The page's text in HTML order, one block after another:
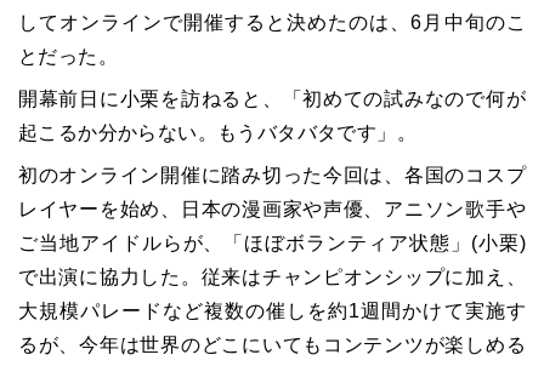
してオンラインで開催すると決めたのは、6月中旬のこ
とだった。
開幕前日に小栗を訪ねると、「初めての試みなので何が
起こるか分からない。もうバタバタです」。
初のオンライン開催に踏み切った今回は、各国のコスプ
レイヤーを始め、日本の漫画家や声優、アニソン歌手や
ご当地アイドルらが、「ほぼボランティア状態」(小栗)
で出演に協力した。従来はチャンピオンシップに加え、
大規模パレードなど複数の催しを約1週間かけて実施す
るが、今年は世界のどこにいてもコンテンツが楽しめる